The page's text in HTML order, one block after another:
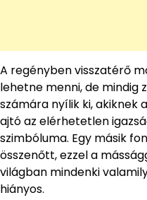
A regényben visszatérő
lehetne menni, de mindig
számára nyílik ki, akiknek
ajtó az elérhetetlen
szimbóluma. Egy másik
összenőtt, ezzel a
világban mindenki
hiányos.